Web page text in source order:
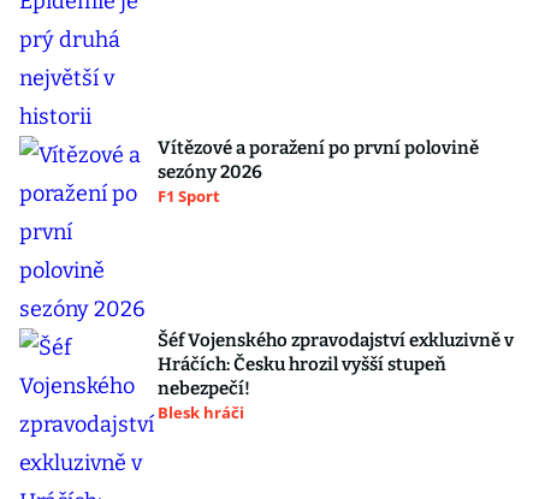
Vítězové a poražení po první polovině
sezóny 2026
F1 Sport
Šéf Vojenského zpravodajství exkluzivně v
Hráčích: Česku hrozil vyšší stupeň
nebezpečí!
Blesk hráči